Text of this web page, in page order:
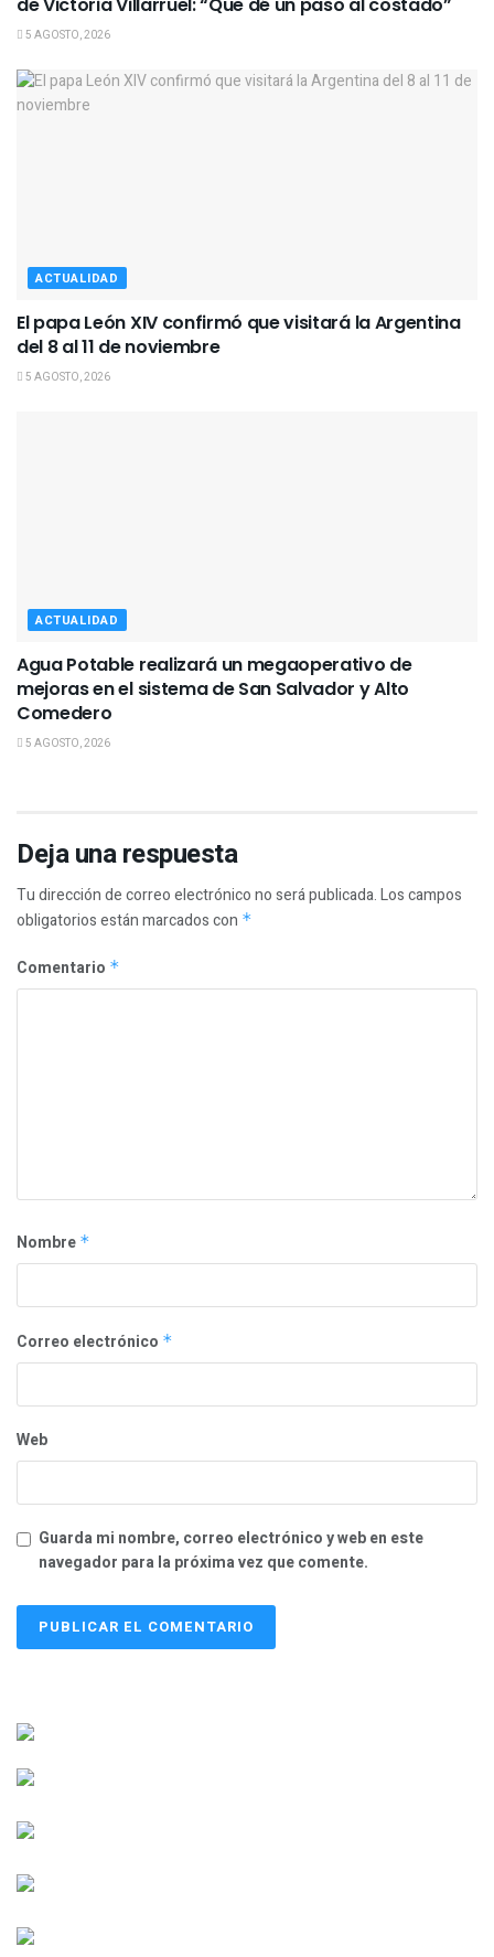
5 AGOSTO, 2026
ACTUALIDAD
El papa León XIV confirmó que visitará la Argentina
del 8 al 11 de noviembre
5 AGOSTO, 2026
ACTUALIDAD
Agua Potable realizará un megaoperativo de
mejoras en el sistema de San Salvador y Alto
Comedero
5 AGOSTO, 2026
Deja una respuesta
Tu dirección de correo electrónico no será publicada.Los campos
obligatorios están marcados con *
Comentario *
Nombre *
Correo electrónico *
Web
Guarda mi nombre, correo electrónico y web en este
navegador para la próxima vez que comente.